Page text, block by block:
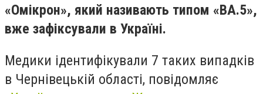
«Омікрон», який називають типом «ВА.5»,
вже зафіксували в Україні.
Медики ідентифікували 7 таких випадків
в Чернівецькій області, повідомляє